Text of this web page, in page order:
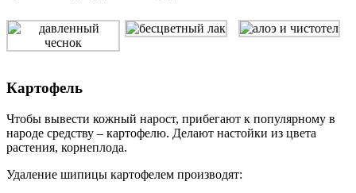
Картофель
Чтобы вывести кожный нарост, прибегают к популярному в
народе средству – картофелю. Делают настойки из цвета
растения, корнеплода.
Удаление шипицы картофелем производят: